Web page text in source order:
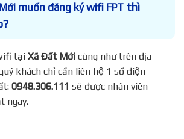
muốn đăng ký wifi FPT thì
tạiXã Đất Mớicũng như trên địa
khách chỉ cần liên hệ 1 số điện
0948.306.111 sẽ được nhân viên
ngay.